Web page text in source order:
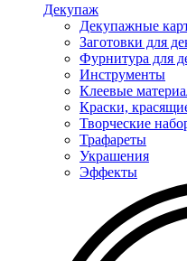
Декупаж
Декупажные
Заготовки для
Фурнитура для
Инструменты
Клеевые
Краски,
Творческие
Трафареты
Украшения
Эффекты